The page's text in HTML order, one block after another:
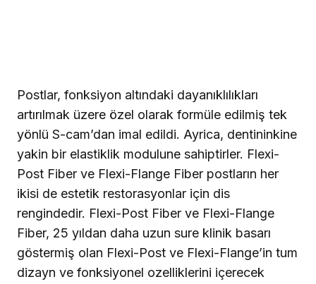
Postlar, fonksiyon altındaki dayanıklılıkları
artırılmak üzere özel olarak formüle edilmiş tek
yönlü S-cam’dan imal edildi. Ayrica, dentininkine
yakin bir elastiklik modulune sahiptirler. Flexi-
Post Fiber ve Flexi-Flange Fiber postların her
ikisi de estetik restorasyonlar için dis
rengindedir. Flexi-Post Fiber ve Flexi-Flange
Fiber, 25 yıldan daha uzun sure klinik basarı
göstermiş olan Flexi-Post ve Flexi-Flange’in tum
dizayn ve fonksiyonel ozelliklerini içerecek